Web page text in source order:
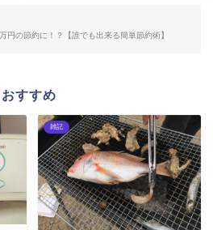
円の節約に！？【誰でも出来る簡単節約術】
すすめ
雑記